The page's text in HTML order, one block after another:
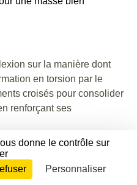
sur la manière dont
en torsion par le
croisés pour consolider
renforçant ses
CONNEXION
donne le contrôle sur
Personnaliser